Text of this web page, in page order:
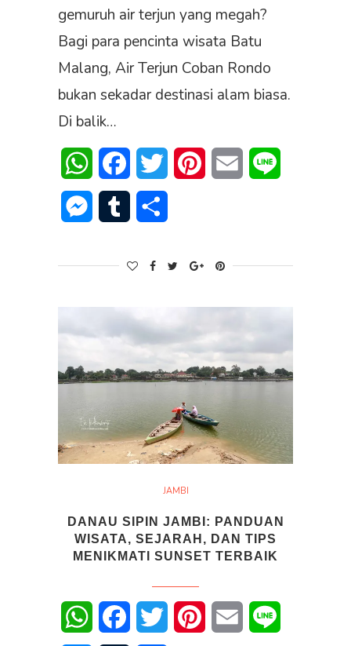
gemuruh air terjun yang megah?
Bagi para pencinta wisata Batu
Malang, Air Terjun Coban Rondo
bukan sekadar destinasi alam biasa.
Di balik…
WhatsAppFacebookTwitter PinterestEmail
Messenger
Tumblr
JAMBI
DANAU SIPIN JAMBI: PANDUAN
WISATA, SEJARAH, DAN TIPS
MENIKMATI SUNSET TERBAIK
WhatsAppFacebookTwitter PinterestEmail